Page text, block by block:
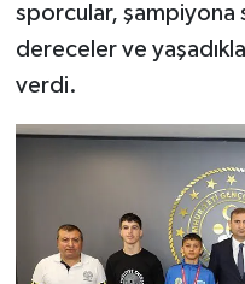
sporcular,
dereceler ve
verdi.